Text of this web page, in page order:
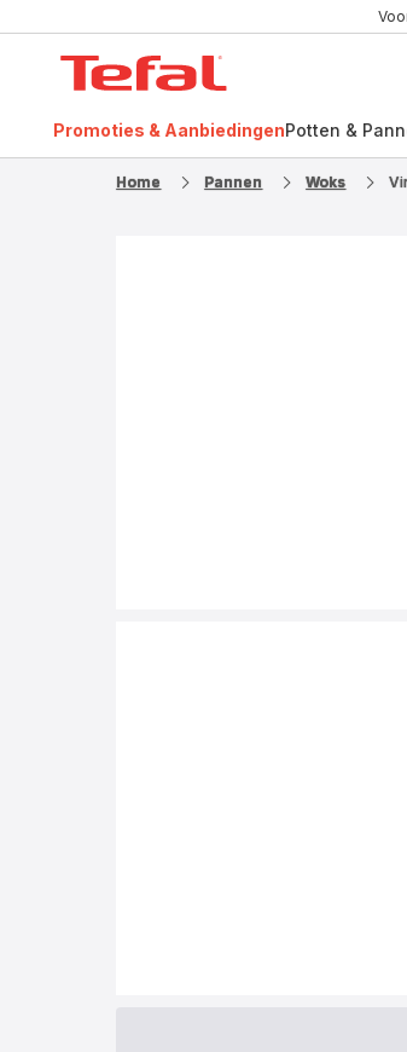
Promoties & AanbiedingenPotten &
Home Pannen Woks